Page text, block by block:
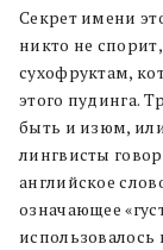
Секрет имени
никто не
сухофруктам,
этого пудинга.
быть и изюм, или
лингвисты
английское
означающее